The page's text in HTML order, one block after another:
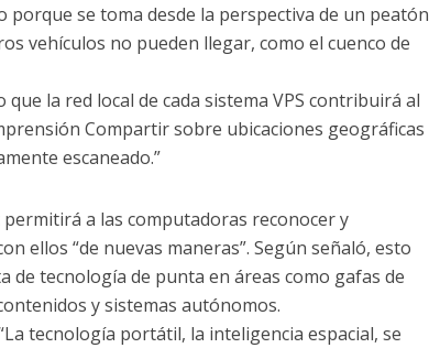
porque se toma desde la perspectiva de un peatón
vehículos no pueden llegar, como el cuenco de
la red local de cada sistema VPS contribuirá al
Compartir sobre ubicaciones geográficas
escaneado.”
a las computadoras reconocer y
ellos “de nuevas maneras”. Según señaló, esto
de tecnología de punta en áreas como gafas de
y sistemas autónomos.
tecnología portátil, la inteligencia espacial, se